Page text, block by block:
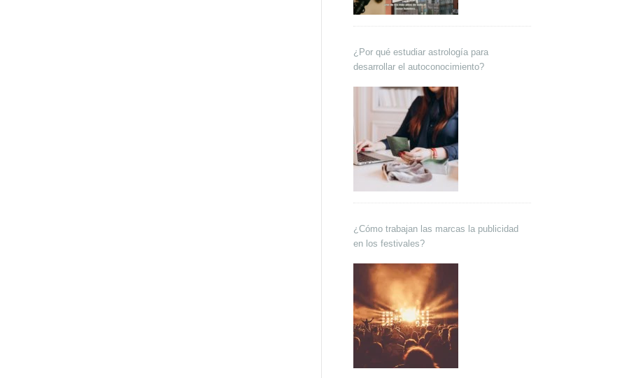
¿Por qué estudiar astrología para
desarrollar el autoconocimiento?
¿Cómo trabajan las marcas la publicidad
en los festivales?